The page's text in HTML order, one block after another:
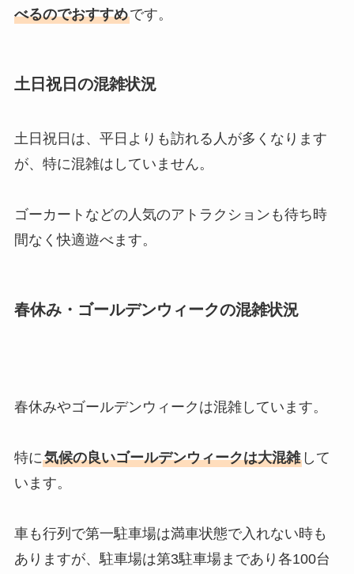
べるのでおすすめです。
土日祝日の混雑状況
土日祝日は、平日よりも訪れる人が多くなります
が、特に混雑はしていません。
ゴーカートなどの人気のアトラクションも待ち時
間なく快適遊べます。
春休み・ゴールデンウィークの混雑状況
春休みやゴールデンウィークは混雑しています。
特に気候の良いゴールデンウィークは大混雑して
います。
車も行列で第一駐車場は満車状態で入れない時も
ありますが、駐車場は第3駐車場まであり各100台